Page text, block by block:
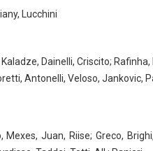
Lucchini
Dainelli, Criscito;
Antonelli, Veloso, Jankovic,
Mexes, Juan, Riise; Greco,